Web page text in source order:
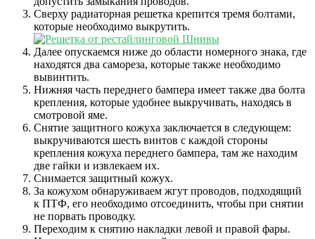
Сверху радиаторная решетка крепится тремя болтами,
которые необходимо выкрутить.
Далее опускаемся ниже до области номерного знака, где
находятся два самореза, которые также необходимо
вывинтить.
Нижняя часть переднего бампера имеет также два болта
крепления, которые удобнее выкручивать, находясь в
смотровой яме.
Снятие защитного кожуха заключается в следующем:
выкручиваются шесть винтов с каждой стороны
крепления кожуха переднего бампера, там же находим
две гайки и извлекаем их.
Снимается защитный кожух.
За кожухом обнаруживаем жгут проводов, подходящий
к ПТФ, его необходимо отсоединить, чтобы при снятии
не порвать проводку.
Переходим к снятию накладки левой и правой фары.